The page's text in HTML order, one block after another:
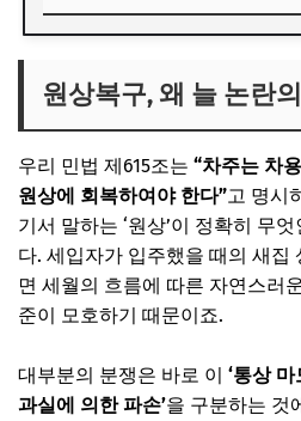
📌 지금 뜨는 꿀정보! 놓치지 마세
추가할인 코드 WRVE6
이것만 알면 끝! 원상복구 분쟁
1. 계약서 작성 시 명확한 특약 추
2. 입주/퇴거 시 꼼꼼한 증거 확
3. 감가상각과 통상 마모의 이해
📌 지금 뜨는 꿀정보! 놓치지 마세
추가할인 코드 WRVE6
흔한 오해: ‘이 정도는 괜찮겠지?’
원상복구, 왜 늘 논란
우리 민법 제615조는 “차주는 차
원상에 회복하여야 한다”고 명시
기서 말하는 ‘원상’이 정확히 무
다. 세입자가 입주했을 때의 새집
면 세월의 흐름에 따른 자연스러
준이 모호하기 때문이죠.
대부분의 분쟁은 바로 이 ‘통상
과실에 의한 파손’을 구분하는 것